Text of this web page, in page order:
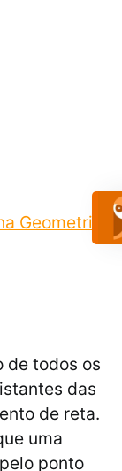
Geometria
de todos os
das
de reta.
uma
ponto